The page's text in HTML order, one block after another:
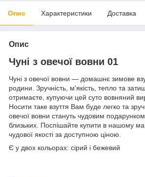
Опис Характеристики Доставка
Опис
Чуні з овечої вовни 01
Чуні з овечої вовни — домашнє зимове
родини. Зручність, м'якість, тепло та
отримаєте, купуючи цей суто вовняний
Носити таке взуття Вам буде легко та
овечої вовни стануть чудовим подарунком
близьких. Поспішайте купити в нашому
чудової якості за доступною ціною.
Є у двох кольорах: сірий і бежевий